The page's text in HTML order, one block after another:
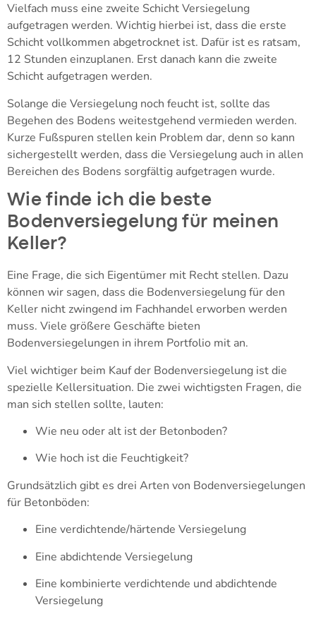
Vielfach muss eine zweite Schicht Versiegelung
aufgetragen werden. Wichtig hierbei ist, dass die erste
Schicht vollkommen abgetrocknet ist. Dafür ist es ratsam,
12 Stunden einzuplanen. Erst danach kann die zweite
Schicht aufgetragen werden.
Solange die Versiegelung noch feucht ist, sollte das
Begehen des Bodens weitestgehend vermieden werden.
Kurze Fußspuren stellen kein Problem dar, denn so kann
sichergestellt werden, dass die Versiegelung auch in allen
Bereichen des Bodens sorgfältig aufgetragen wurde.
Wie finde ich die beste
Bodenversiegelung für meinen
Keller?
Eine Frage, die sich Eigentümer mit Recht stellen. Dazu
können wir sagen, dass die Bodenversiegelung für den
Keller nicht zwingend im Fachhandel erworben werden
muss. Viele größere Geschäfte bieten
Bodenversiegelungen in ihrem Portfolio mit an.
Viel wichtiger beim Kauf der Bodenversiegelung ist die
spezielle Kellersituation. Die zwei wichtigsten Fragen, die
man sich stellen sollte, lauten:
Wie neu oder alt ist der Betonboden?
Wie hoch ist die Feuchtigkeit?
Grundsätzlich gibt es drei Arten von Bodenversiegelungen
für Betonböden:
Eine verdichtende/härtende Versiegelung
Eine abdichtende Versiegelung
Eine kombinierte verdichtende und abdichtende
Versiegelung